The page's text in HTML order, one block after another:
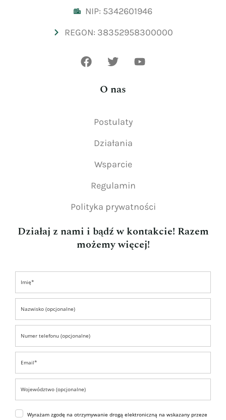
NIP: 5342601946
REGON: 38352958300000
O nas
Postulaty
Działania
Wsparcie
Regulamin
Polityka prywatności
Działaj z nami i bądź w kontakcie! Razem
możemy więcej!
Wyrażam zgodę na otrzymywanie drogą elektroniczną na wskazany przeze